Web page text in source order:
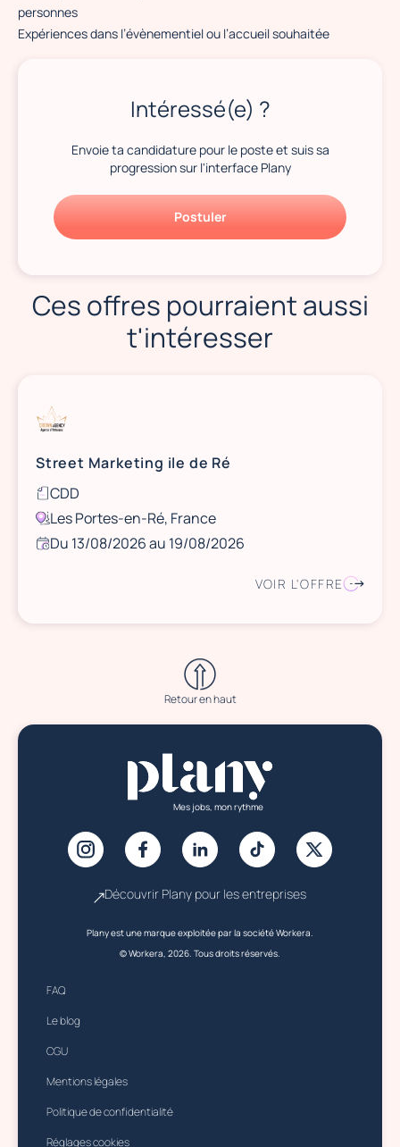
personnes
Expériences dans l’évènementiel ou l’accueil souhaitée
Intéressé(e) ?
Envoie ta candidature pour le poste et suis sa
progression sur l'interface Plany
Postuler
Ces offres pourraient aussi
t'intéresser
Street Marketing ile de Ré
CDD
Les Portes-en-Ré, France
Du 13/08/2026 au 19/08/2026
VOIR L'OFFRE
Retour en haut
Mes jobs, mon rythme
Découvrir Plany pour les entreprises
Plany est une marque exploitée par la société Workera.
© Workera, 2026. Tous droits réservés.
FAQ
Le blog
CGU
Mentions légales
Politique de confidentialité
Réglages cookies